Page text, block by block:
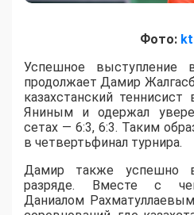
Фото:
Успешное выступление
продолжает Дамир
казахстанский
Яниным и одержал
сетах — 6:3, 6:3. Таким
в четвертьфинал турнира.
Дамир также успешно
разряде. Вместе с
Даниалом